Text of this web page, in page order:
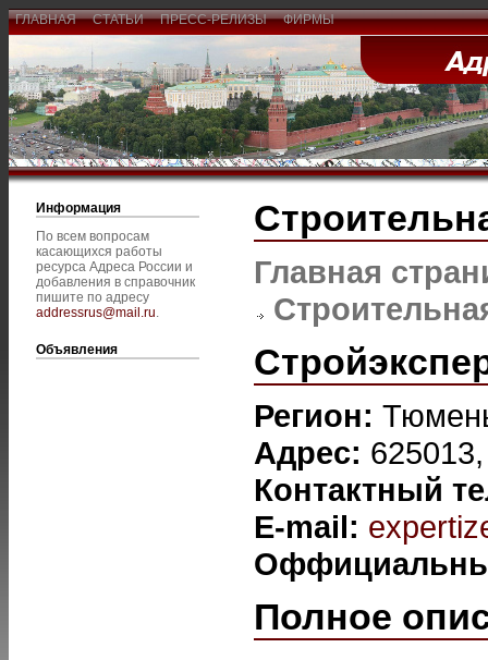
ГЛАВНАЯ СТАТЬИ ПРЕСС-РЕЛИЗЫ ФИРМЫ
Информация
По всем вопросам
касающихся работы
ресурса Адреса России и
добавления в справочник
пишите по адресу
addressrus@mail.ru.
Объявления
Главная
Регион:
Адрес:
Контактный
E-mail:
Полное